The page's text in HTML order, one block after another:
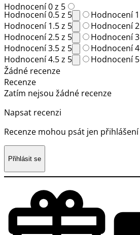
Hodnocení 0 z 5
Hodnocení 0.5 z 5
Hodnocení
Hodnocení 1.5 z 5
Hodnocení
Hodnocení 2.5 z 5
Hodnocení
Hodnocení 3.5 z 5
Hodnocení
Hodnocení 4.5 z 5
Hodnocení
Žádné recenze
Recenze
Zatím nejsou žádné recenze
Napsat recenzi
Recenze mohou psát jen
Přihlásit se